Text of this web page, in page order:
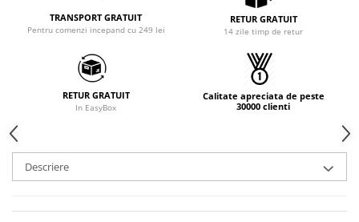
TRANSPORT GRATUIT
Pentru comenzi incepand cu 249 lei
RETUR GRATUIT
14 zile timp de retur
RETUR GRATUIT
In EasyBox
Calitate apreciata de peste
30000 clienti
Descriere